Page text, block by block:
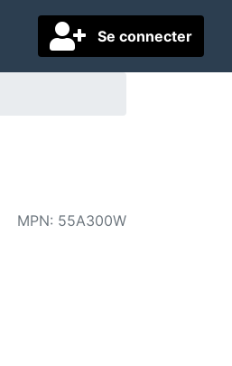
Se connecter
MPN: 55A300W